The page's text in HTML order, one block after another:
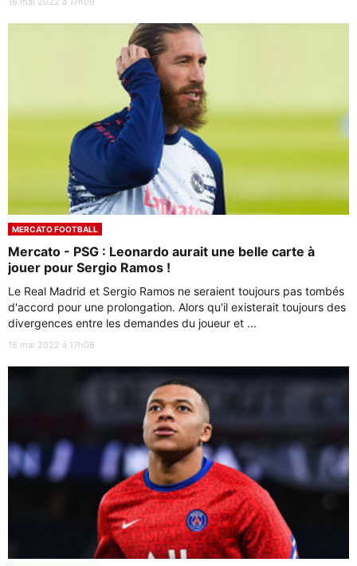
MERCATO FOOTBALL
Mercato - PSG : Leonardo aurait une belle carte à
jouer pour Sergio Ramos !
Le Real Madrid et Sergio Ramos ne seraient toujours pas tombés
d'accord pour une prolongation. Alors qu'il existerait toujours des
divergences entre les demandes du joueur et ...
16 mai 2022 à 17h08